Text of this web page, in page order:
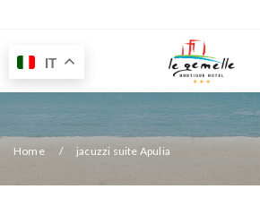
Home jacuzzi suite Apulia
IT